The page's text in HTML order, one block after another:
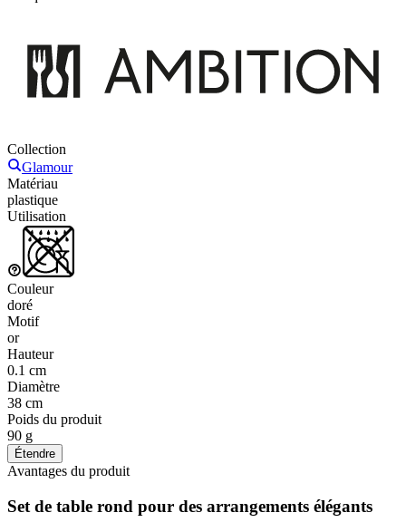
Collection
Glamour
Matériau
plastique
Utilisation
Couleur
doré
Motif
or
Hauteur
0.1 cm
Diamètre
38 cm
Poids du produit
90 g
Étendre
Avantages du produit
Set de table rond pour des arrangements élégants